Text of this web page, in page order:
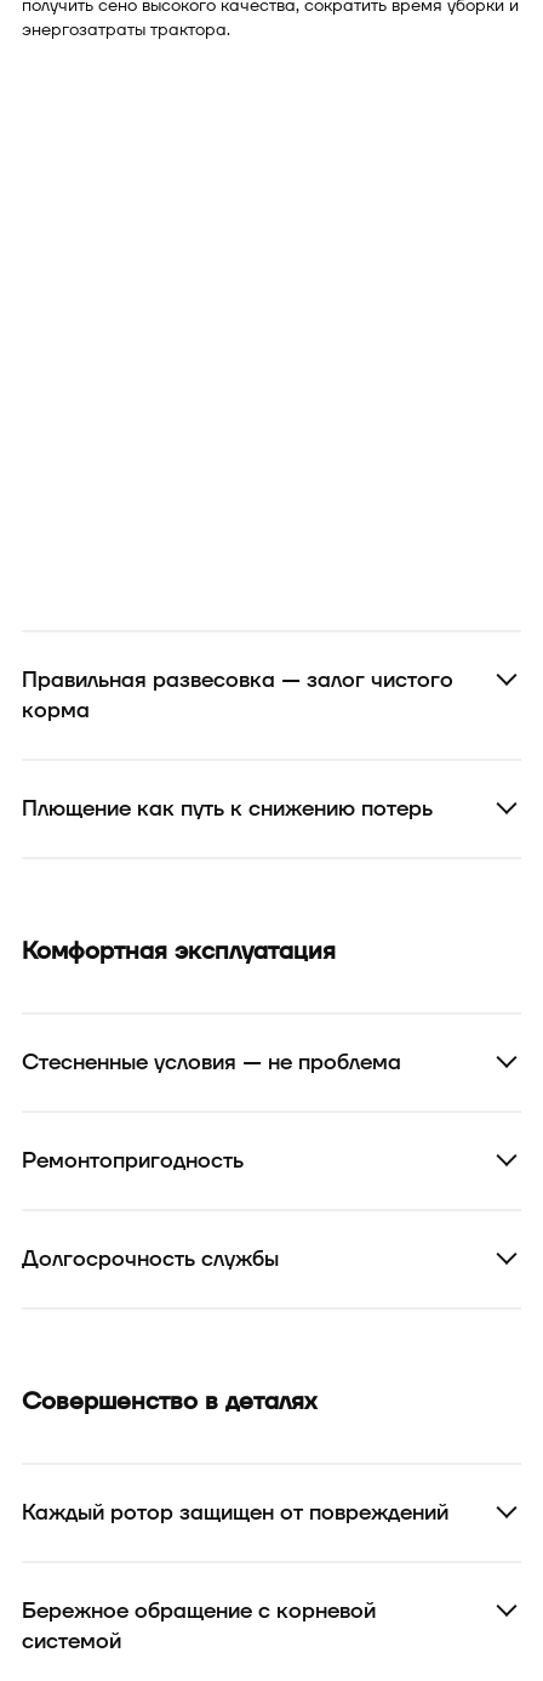
получить сено высокого качества, сократить время уборки и
энергозатраты трактора.
Правильная развесовка — залог чистого
корма
Плющение как путь к снижению потерь
Комфортная эксплуатация
Стесненные условия — не проблема
Ремонтопригодность
Долгосрочность службы
Совершенство в деталях
Каждый ротор защищен от повреждений
Бережное обращение с корневой
системой